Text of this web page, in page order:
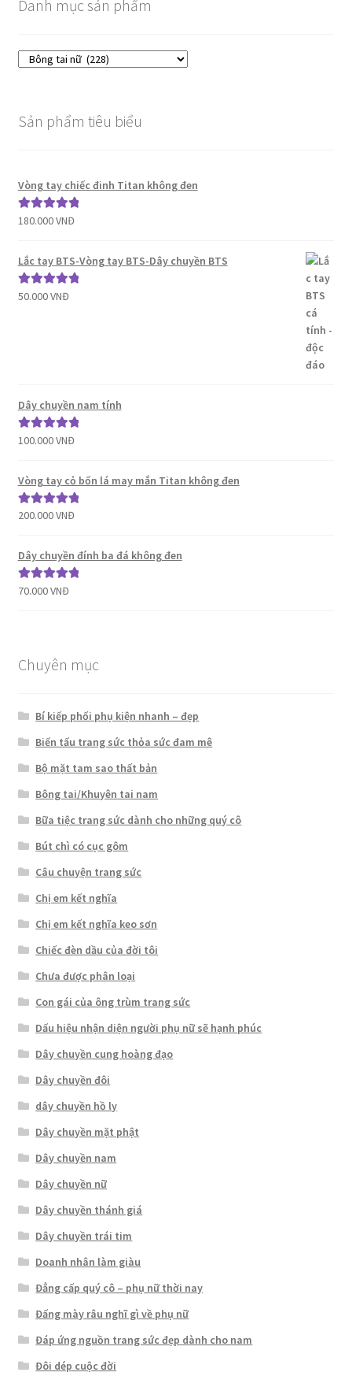
Danh mục sản phẩm
Sản phẩm tiêu biểu
Vòng tay chiếc đinh Titan không đen
Được xếp
sao
180.000VNĐ
Lắc tay BTS-Vòng tay BTS-Dây chuyền BTS
Được xếp
50.000VNĐ
Dây chuyền nam tính
Được xếp
sao
100.000VNĐ
Vòng tay cỏ bốn lá may mắn Titan không đen
Được xếp
sao
200.000VNĐ
Dây chuyền đính ba đá không đen
Được xếp
70.000VNĐ
Chuyên mục
Bí kiếp phối phụ kiện nhanh – đẹp
Biến tấu trang sức thỏa sức đam mê
Bộ mặt tam sao thất bản
Bông tai/Khuyên tai nam
Bữa tiệc trang sức dành cho những quý cô
Bút chì có cục gôm
Câu chuyện trang sức
Chị em kết nghĩa
Chị em kết nghĩa keo sơn
Chiếc đèn dầu của đời tôi
Chưa được phân loại
Con gái của ông trùm trang sức
Dấu hiệu nhận diện người phụ nữ sẽ hạnh phúc
Dây chuyền cung hoàng đạo
Dây chuyền đôi
dây chuyền hồ ly
Dây chuyền mặt phật
Dây chuyền nam
Dây chuyền nữ
Dây chuyền thánh giá
Dây chuyền trái tim
Doanh nhân làm giàu
Đẳng cấp quý cô – phụ nữ thời nay
Đấng mày râu nghĩ gì về phụ nữ
Đáp ứng nguồn trang sức đẹp dành cho nam
Đôi dép cuộc đời